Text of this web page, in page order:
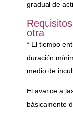
gradual de
otra
* El tiempo
duración
medio de
El avance a
básicamente